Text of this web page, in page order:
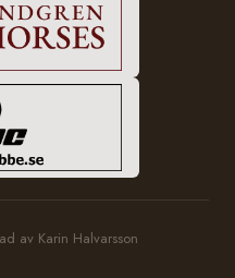
av Karin Halvarsson